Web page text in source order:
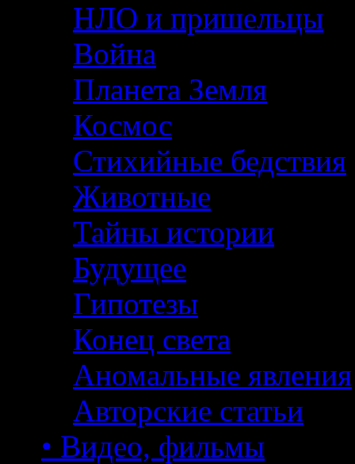
НЛО и пришельцы
Война
Планета Земля
Космос
Стихийные бедствия
Животные
Тайны истории
Будущее
Гипотезы
Конец света
Аномальные явления
Авторские статьи
• Видео, фильмы